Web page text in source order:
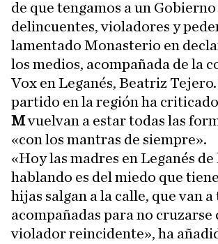
de que tengamos a un
delincuentes, violadores y
lamentado Monasterio en
los medios, acompañada de la
Vox en Leganés, Beatriz
partido en la región ha
Mvuelvan a estar todas las
«con los mantras de siempre».
«Hoy las madres en Leganés de
hablando es del miedo que
hijas salgan a la calle, que van
acompañadas para no cruzarse
violador reincidente», ha